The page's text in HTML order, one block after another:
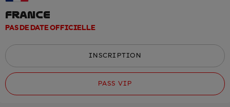
FRANCE
PAS DE DATE OFFICIELLE
INSCRIPTION
PASS VIP